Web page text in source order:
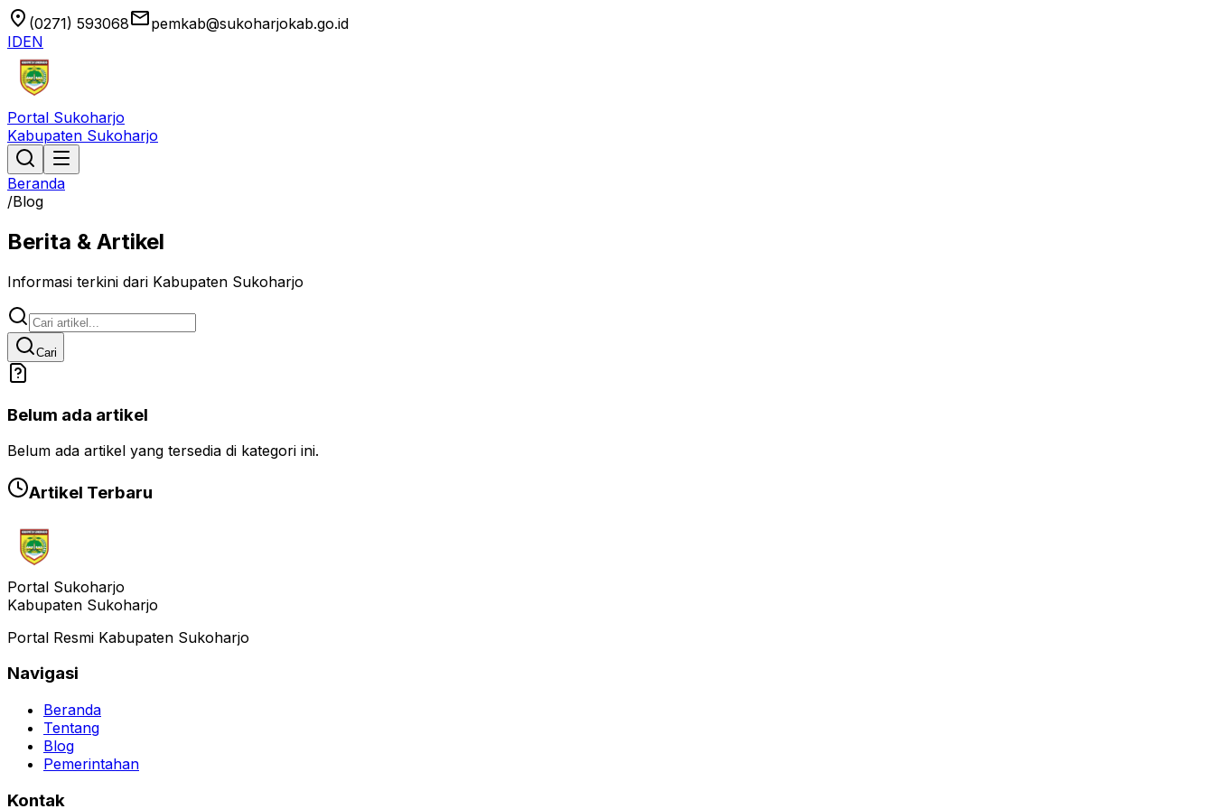
location_on (0271) 593068emailpemkab@sukoharjokab.go.id
IDEN
Portal Sukoharjo
Kabupaten Sukoharjo
Beranda
/Blog
Berita & Artikel
Informasi terkini dari Kabupaten Sukoharjo
Cari
Belum ada artikel
Belum ada artikel yang tersedia di kategori ini.
Artikel Terbaru
Portal Sukoharjo
Kabupaten Sukoharjo
Portal Resmi Kabupaten Sukoharjo
Navigasi
Beranda
Tentang
Blog
Pemerintahan
Kontak